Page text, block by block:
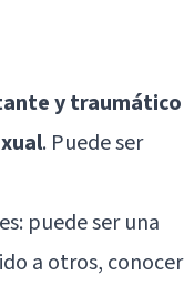
y traumático
. Puede ser
puede ser una
a otros, conocer